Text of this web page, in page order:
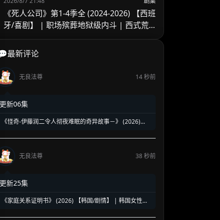
《死人公司》第1-4季全 (2024-2026) 【西班
牙/喜剧】 | 职场殡葬地狱级内斗 | 西式荒
最新评论
无良法尊 14 秒前
更新06集
《怪奇-伊藤润二令人彻夜难眠的奇异故事－》 (2026)
美学与新锐导演的疯狂跨界
无良法尊
38 秒前
更新25集
《家庭关系证明书》 (2026) 【韩国/剧情】 | 韩国女性绝